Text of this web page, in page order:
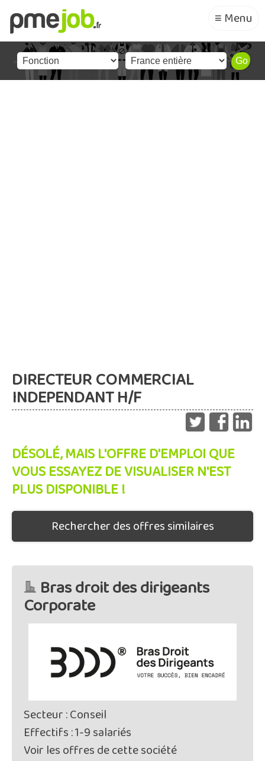
≡ Menu
DIRECTEUR COMMERCIAL
INDEPENDANT H/F
DÉSOLÉ, MAIS L'OFFRE D'EMPLOI QUE
VOUS ESSAYEZ DE VISUALISER N'EST
PLUS DISPONIBLE !
Rechercher des offres similaires
Bras droit des dirigeants
Corporate
Secteur : Conseil
Effectifs : 1-9 salariés
Voir les offres de cette société